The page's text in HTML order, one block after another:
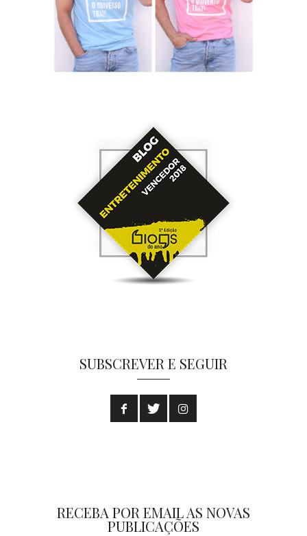
SUBSCREVER E SEGUIR
RECEBA POR EMAIL AS NOVAS
PUBLICAÇÕES